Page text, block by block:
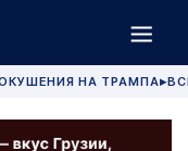
НА ТРАМПА▶